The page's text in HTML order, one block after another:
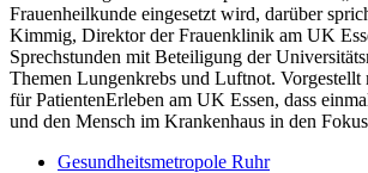
Frauenheilkunde eingesetzt wird, darüber
Kimmig, Direktor der Frauenklinik am UK
Sprechstunden mit Beteiligung der
Themen Lungenkrebs und Luftnot. Vorgestellt
für PatientenErleben am UK Essen, dass
und den Mensch im Krankenhaus in den
Gesundheitsmetropole Ruhr